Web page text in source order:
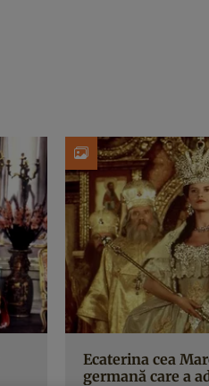
Ecaterina cea
germană care a